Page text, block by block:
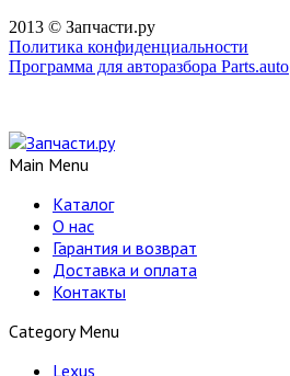
2013 © Запчасти.ру
Политика конфиденциальности
Программа для авторазбора Parts.auto
Main Menu
Каталог
О нас
Гарантия и возврат
Доставка и оплата
Контакты
Category Menu
Lexus